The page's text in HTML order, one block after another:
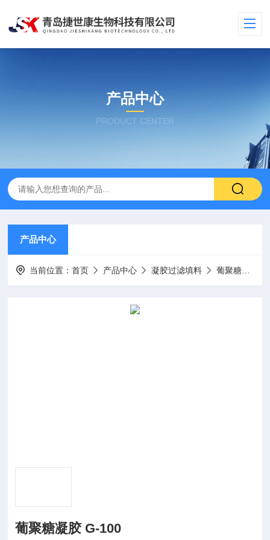
产品中心
PRODUCT CENTER
产品中心
当前位置：首页 产品中心 凝胶过滤填料 葡聚糖凝胶系列
葡聚糖凝胶 G-100